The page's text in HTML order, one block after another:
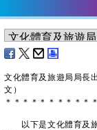
文化體育及旅遊局局長
文）
＊ ＊ ＊ ＊ ＊ ＊ ＊ ＊ ＊ ＊ ＊
以下是文化體育及旅